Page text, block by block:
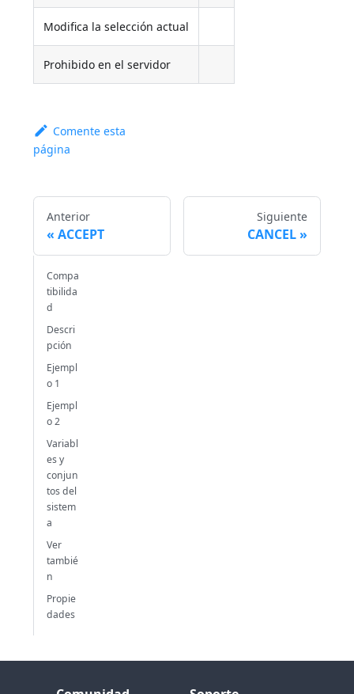
Modifica la selección actual
Prohibido en el servidor
Comente esta
página
Anterior
ACCEPT
Siguiente
CANCEL
Compa
tibilida
d
Descri
pción
Ejempl
o 1
Ejempl
o 2
Variabl
es y
conjun
tos del
sistem
a
Ver
tambié
n
Propie
dades